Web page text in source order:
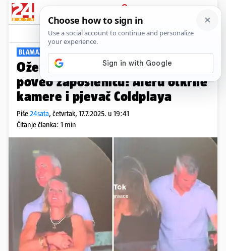
PRIJAVA
Viral Komentari
BLAMAŽA U BOSTONU
Oženjeni direktor na koncert je
poveo zaposlenicu! Aferu otkrile
kamere i pjevač Coldplaya
Piše24sata, četvrtak, 17.7.2025. u 19:41
Čitanje članka: 1 min